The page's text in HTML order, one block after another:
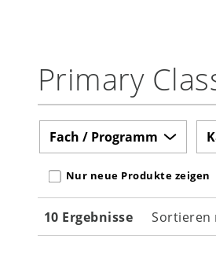
Primary
Nur neue Produkte zeigen
Fach / Programm
10 Ergebnisse Sortieren